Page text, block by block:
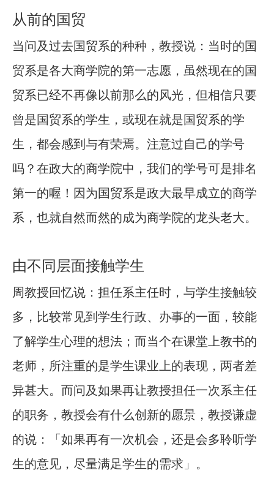
从前的国贸
当问及过去国贸系的种种，教授说：当时的国
贸系是各大商学院的第一志愿，虽然现在的国
贸系已经不再像以前那么的风光，但相信只要
曾是国贸系的学生，或现在就是国贸系的学
生，都会感到与有荣焉。注意过自己的学号
吗？在政大的商学院中，我们的学号可是排名
第一的喔！因为国贸系是政大最早成立的商学
系，也就自然而然的成为商学院的龙头老大。
由不同层面接触学生
周教授回忆说：担任系主任时，与学生接触较
多，比较常见到学生行政、办事的一面，较能
了解学生心理的想法；而当个在课堂上教书的
老师，所注重的是学生课业上的表现，两者差
异甚大。而问及如果再让教授担任一次系主任
的职务，教授会有什么创新的愿景，教授谦虚
的说：「如果再有一次机会，还是会多聆听学
生的意见，尽量满足学生的需求」。